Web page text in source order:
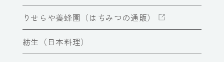
りせらや養蜂園（はちみつの通販）
紡生（日本料理）